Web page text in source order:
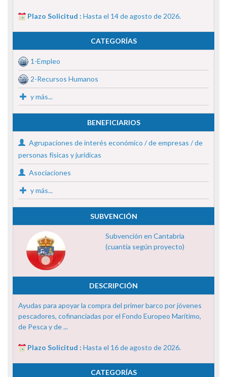
Plazo Solicitud : Hasta el 14 de agosto de 2026.
CATEGORÍAS
1-Empleo
2-Recursos Humanos
y más...
BENEFICIARIOS
Agrupaciones de interés económico / de empresas / de
personas físicas y jurídicas
Asociaciones
y más...
SUBVENCIÓN
Subvención en Cantabria
(cuantía según proyecto)
DESCRIPCIÓN
Ayudas para apoyar la compra del primer barco por jóvenes
pescadores, cofinanciadas por el Fondo Europeo Marítimo,
de Pesca y de ...
Plazo Solicitud : Hasta el 16 de agosto de 2026.
CATEGORÍAS